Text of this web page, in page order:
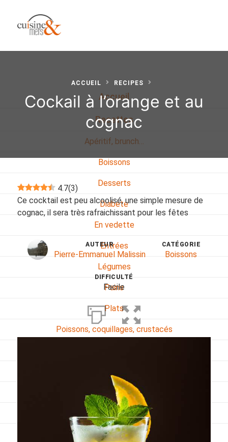
Accueil
Recettes
Apéritif, brunch…
Boissons
Desserts
Diabete
En vedette
Entrées
Légumes
Pains
Plats
Poissons, coquillages, crustacés
Sans lactose
Sans sel
Sauces et accompagnements
ACCUEIL RECIPES
Cockail à l’orange et au
cognac
4.7(3)
Ce cocktail est peu alcoolisé, une simple mesure de
cognac, il sera très rafraichissant pour les fêtes
AUTEUR
Pierre-Emmanuel Malissin
CATÉGORIE
Boissons
DIFFICULTÉ
Facile